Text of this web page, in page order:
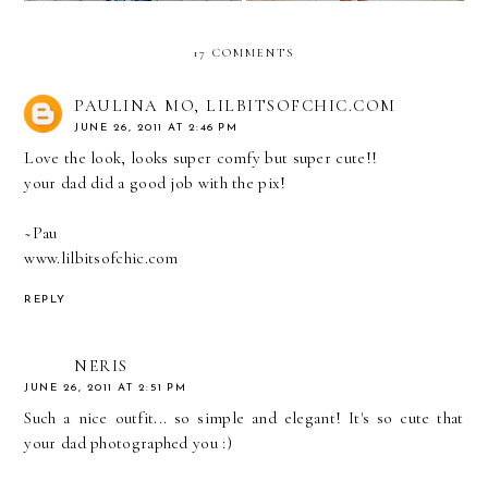
17 COMMENTS
PAULINA MO, LILBITSOFCHIC.COM
JUNE 26, 2011 AT 2:46 PM
Love the look, looks super comfy but super cute!!
your dad did a good job with the pix!
~Pau
www.lilbitsofchic.com
REPLY
NERIS
JUNE 26, 2011 AT 2:51 PM
Such a nice outfit... so simple and elegant! It's so cute that
your dad photographed you :)